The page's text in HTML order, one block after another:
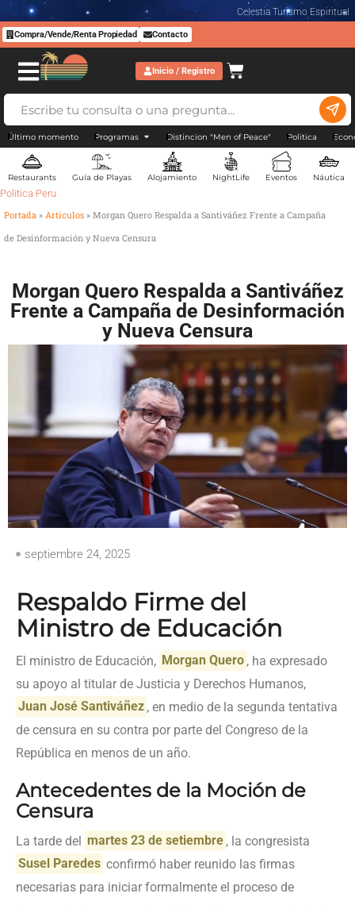
Celestia Turismo Espiritual
Compra/Vende/Renta Propiedad Contacto
Inicio / Registro
Último momento Programas Distincion "Men of Peace" Politica
Restaurants Guía de Playas Alojamiento NightLife Eventos Náutica
Politica Peru
Portada » Artículos » Morgan Quero Respalda a Santiváñez Frente a Campaña
de Desinformación y Nueva Censura
Morgan Quero Respalda a Santiváñez
Frente a Campaña de Desinformación
y Nueva Censura
septiembre 24, 2025
Respaldo Firme del
Ministro de Educación
El ministro de Educación, Morgan Quero , ha expresado
su apoyo al titular de Justicia y Derechos Humanos,
Juan José Santiváñez , en medio de la segunda tentativa
de censura en su contra por parte del Congreso de la
República en menos de un año.
Antecedentes de la Moción de
Censura
La tarde del martes 23 de setiembre , la congresista
Susel Paredes confirmó haber reunido las firmas
necesarias para iniciar formalmente el proceso de